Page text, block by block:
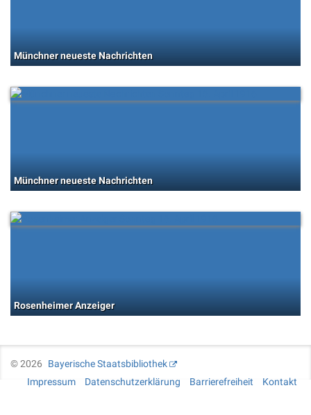
Münchner neueste Nachrichten
Münchner neueste Nachrichten
Rosenheimer Anzeiger
©2026
Bayerische Staatsbibliothek
Impressum
Datenschutzerklärung Barrierefreiheit Kontakt